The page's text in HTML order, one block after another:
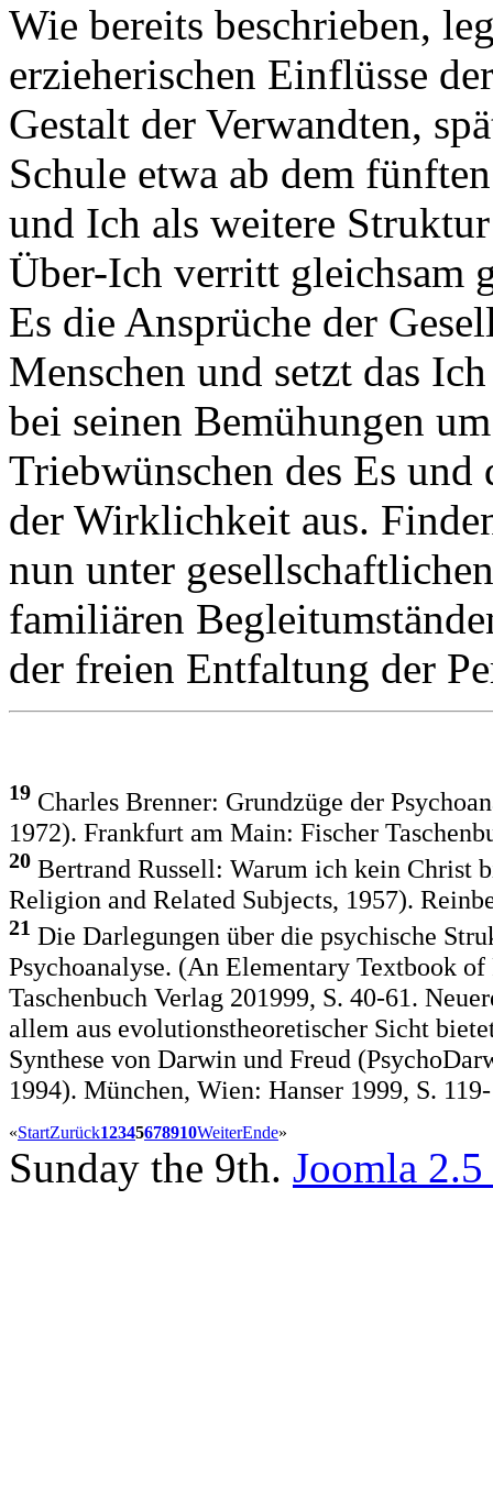
Wie bereits beschrieben,
erzieherischen Einflüsse
Gestalt der Verwandten,
Schule etwa ab dem
und Ich als weitere
Über-Ich verritt gleichsam
Es die Ansprüche der
Menschen und setzt das
bei seinen Bemühungen
Triebwünschen des Es
der Wirklichkeit aus.
nun unter
familiären
der freien Entfaltung der
19 Charles Brenner: Grundzüge der
1972). Frankfurt am Main: Fischer
20 Bertrand Russell: Warum ich kein Christ
Religion and Related Subjects, 1957).
21 Die Darlegungen über die psychische
Psychoanalyse. (An Elementary Textbook
Taschenbuch Verlag 201999, S. 40-61.
allem aus evolutionstheoretischer Sicht
Synthese von Darwin und Freud
1994). München, Wien: Hanser 1999, S.
«StartZurück12345678910WeiterEnde»
Sunday the 9th. Joomla